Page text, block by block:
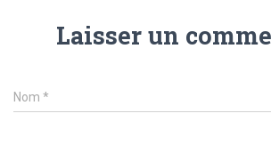
Laisser un
Nom *